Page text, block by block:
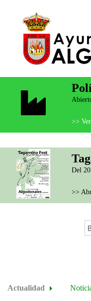
>>
Del
>>
AYUNTAMIENTO
Actualidad